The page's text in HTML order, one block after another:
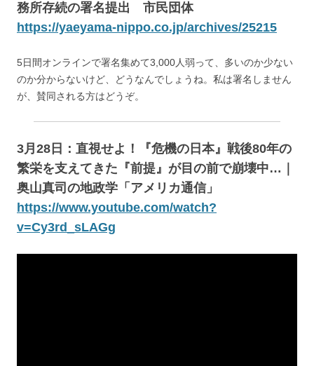
務所存続の署名提出 市民団体
https://yaeyama-nippo.co.jp/archives/25215
5日間オンラインで署名集めて3,000人弱って、多いのか少ない
のか分からないけど、どうなんでしょうね。私は署名しません
が、賛同される方はどうぞ。
3月28日：直視せよ！『危機の日本』戦後80年の
繁栄を支えてきた『前提』が目の前で崩壊中…｜
奥山真司の地政学「アメリカ通信」
https://www.youtube.com/watch?
v=Cy3rd_sLAGg